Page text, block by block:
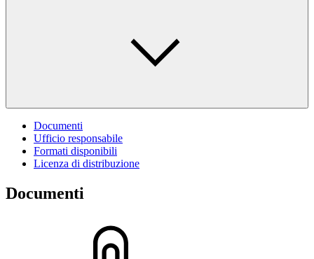
Documenti
Ufficio responsabile
Formati disponibili
Licenza di distribuzione
Documenti